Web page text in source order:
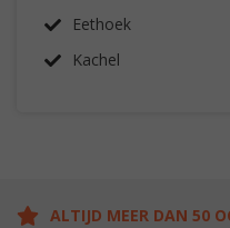
Eethoek
Kachel
ALTIJD MEER DAN 50